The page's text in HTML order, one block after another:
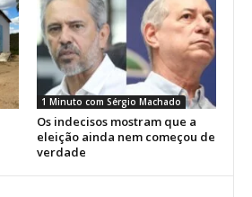
1 Minuto com Sérgio Machado
Os indecisos mostram que a
eleição ainda nem começou de
verdade